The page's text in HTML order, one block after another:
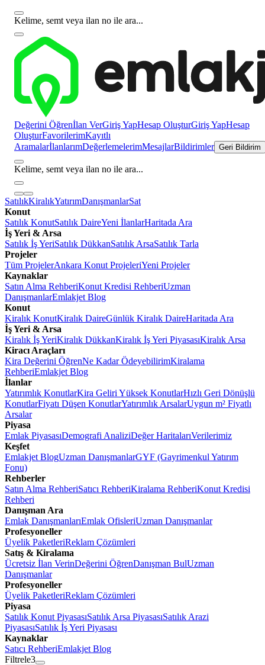
Kelime, semt veya ilan no ile ara...
Değerini Öğrenİlan VerGiriş YapHesap OluşturGiriş YapHesap
OluşturFavorilerimKayıtlı
AramalarİlanlarımDeğerlemelerimMesajlarBildirimler Geri Bildirim
Kelime, semt veya ilan no ile ara...
SatılıkKiralıkYatırımDanışmanlarSat
Konut
Satılık KonutSatılık DaireYeni İlanlarHaritada Ara
İş Yeri & Arsa
Satılık İş YeriSatılık DükkanSatılık ArsaSatılık Tarla
Projeler
Tüm ProjelerAnkara Konut ProjeleriYeni Projeler
Kaynaklar
Satın Alma RehberiKonut Kredisi RehberiUzman
DanışmanlarEmlakjet Blog
Konut
Kiralık KonutKiralık DaireGünlük Kiralık DaireHaritada Ara
İş Yeri & Arsa
Kiralık İş YeriKiralık DükkanKiralık İş Yeri PiyasasıKiralık Arsa
Kiracı Araçları
Kira Değerini ÖğrenNe Kadar ÖdeyebilirimKiralama
RehberiEmlakjet Blog
İlanlar
Yatırımlık KonutlarKira Geliri Yüksek KonutlarHızlı Geri Dönüşlü
KonutlarFiyatı Düşen KonutlarYatırımlık ArsalarUygun m² Fiyatlı
Arsalar
Piyasa
Emlak PiyasasıDemografi AnaliziDeğer HaritalarıVerilerimiz
Keşfet
Emlakjet BlogUzman DanışmanlarGYF (Gayrimenkul Yatırım
Fonu)
Rehberler
Satın Alma RehberiSatıcı RehberiKiralama RehberiKonut Kredisi
Rehberi
Danışman Ara
Emlak DanışmanlarıEmlak OfisleriUzman Danışmanlar
Profesyoneller
Üyelik PaketleriReklam Çözümleri
Satış & Kiralama
Ücretsiz İlan VerinDeğerini ÖğrenDanışman BulUzman
Danışmanlar
Profesyoneller
Üyelik PaketleriReklam Çözümleri
Piyasa
Satılık Konut PiyasasıSatılık Arsa PiyasasıSatılık Arazi
PiyasasıSatılık İş Yeri Piyasası
Kaynaklar
Satıcı RehberiEmlakjet Blog
Filtrele3